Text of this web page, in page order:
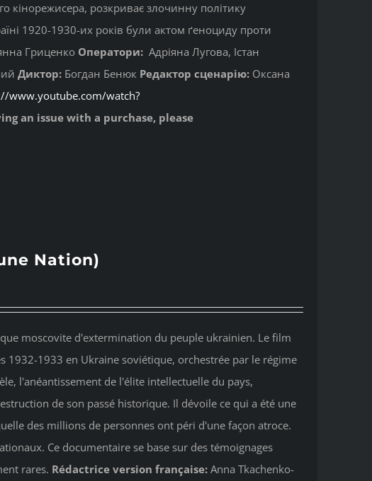
кінорежисера, розкриває злочинну політику
1920-1930-их років були актом ґеноциду проти
Гриценко Оператори: Адріяна Лугова, Істан
Диктор:Богдан Бенюк Редактор сценарію:Оксана
www.youtube.com/watch?
an issue with a purchase, please
Nation)
moscovite d'extermination du peuple ukrainien. Le film
1932-1933 en Ukraine soviétique, orchestrée par le régime
l'anéantissement de l'élite intellectuelle du pays,
de son passé historique. Il dévoile ce qui a été une
des millions de personnes ont péri d'une façon atroce.
Ce documentaire se base sur des témoignages
rares. Rédactrice version française:Anna Tkachenko-